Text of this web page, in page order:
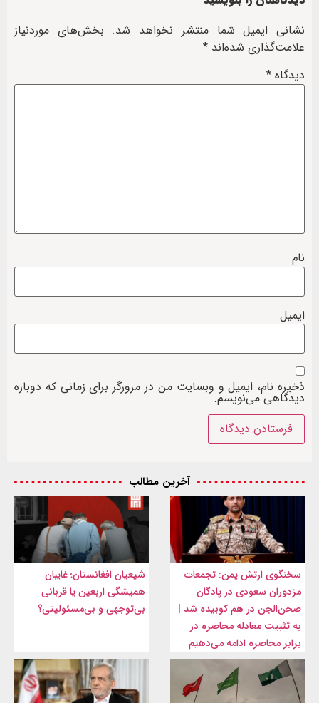
نشانی ایمیل شما منتشر نخواهد شد. بخش‌های موردنیاز
علامت‌گذاری شده‌اند *
دیدگاه *
نام
ایمیل
ذخیره نام، ایمیل و وبسایت من در مرورگر برای زمانی که دوباره
دیدگاهی می‌نویسم.
آخرین مطالب
سخنگوی ارتش یمن: تجمعات
مزدوران سعودی در پادگان
صحن‌الجن در هم کوبیده شد |
به تثبیت معادله محاصره در
برابر محاصره ادامه می‌دهیم
شیعیان افغانستان؛ غایبان
همیشگی اربعین یا قربانی
بی‌توجهی و بی‌مسئولیتی؟